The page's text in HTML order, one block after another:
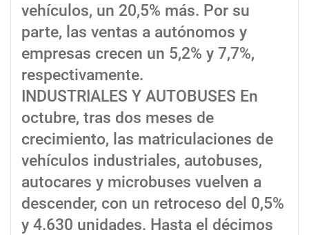
vehículos, un 20,5% más. Por su
parte, las ventas a autónomos y
empresas crecen un 5,2% y 7,7%,
respectivamente.
INDUSTRIALES Y AUTOBUSES En
octubre, tras dos meses de
crecimiento, las matriculaciones de
vehículos industriales, autobuses,
autocares y microbuses vuelven a
descender, con un retroceso del 0,5%
y 4.630 unidades. Hasta el décimos